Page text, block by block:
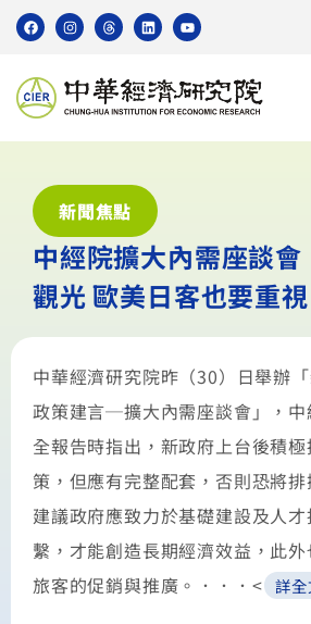
新聞焦點
中經院擴大內需座談
觀光 歐美日客也要重視
中華經濟研究院昨（30）日舉辦
政策建言─擴大內需座談會」，
全報告時指出，新政府上台後積
策，但應有完整配套，否則恐將排
建議政府應致力於基礎建設及人
繫，才能創造長期經濟效益，此
旅客的促銷與推廣。．．．< 詳